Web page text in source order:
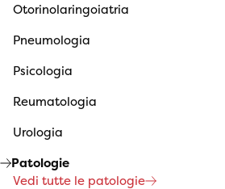
Otorinolaringoiatria
Pneumologia
Psicologia
Reumatologia
Urologia
Patologie
Vedi tutte le patologie